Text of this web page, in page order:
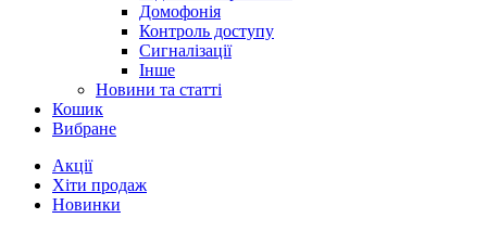
Домофонія
Контроль доступу
Сигналізації
Інше
Новини та статті
Кошик
Вибране
Акції
Хіти продаж
Новинки